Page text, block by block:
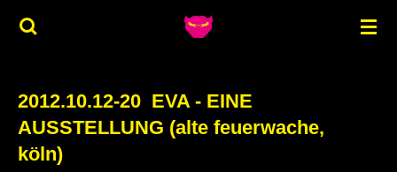
Zum
2012.10.12-20 EVA - EINE
AUSSTELLUNG (alte feuerwache,
köln)